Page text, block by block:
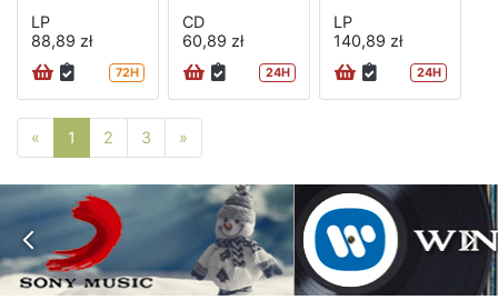
LP
88,89 zł
72H
CD
60,89 zł
24H
LP
140,89 zł
24H
« Poprzednia strona
1 2 3 »